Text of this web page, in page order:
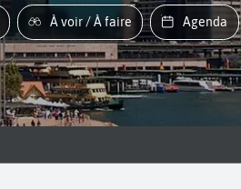
À voir / À faire Agenda